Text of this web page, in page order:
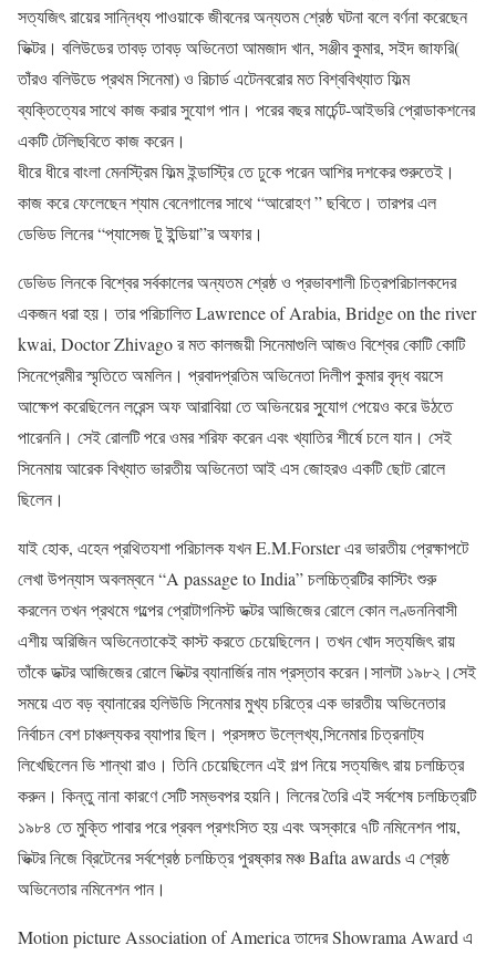
সত্যজিৎ রায়ের সান্নিধ্য পাওয়াকে জীবনের অন্যতম শ্রেষ্ঠ ঘটনা বলে বর্ণনা করেছেন
ভিক্টর। বলিউডের তাবড় তাবড় অভিনেতা আমজাদ খান, সঞ্জীব কুমার, সইদ জাফরি(
তাঁরও বলিউডে প্রথম সিনেমা) ও রিচার্ড এটেনবরোর মত বিশ্ববিখ্যাত ফিল্ম
ব্যক্তিত্যের সাথে কাজ করার সুযোগ পান। পরের বছর মার্চেন্ট-আইভরি প্রোডাকশনের
একটি টেলিছবিতে কাজ করেন।
ধীরে ধীরে বাংলা মেনস্ট্রিম ফিল্ম ইন্ডাস্ট্রি তে ঢুকে পরেন আশির দশকের শুরুতেই।
কাজ করে ফেলেছেন শ্যাম বেনেগালের সাথে “আরোহণ ” ছবিতে। তারপর এল
ডেভিড লিনের “প্যাসেজ টু ইন্ডিয়া”র অফার।
ডেভিড লিনকে বিশ্বের সর্বকালের অন্যতম শ্রেষ্ঠ ও প্রভাবশালী চিত্রপরিচালকদের
একজন ধরা হয়। তার পরিচালিত Lawrence of Arabia, Bridge on the river
kwai, Doctor Zhivago র মত কালজয়ী সিনেমাগুলি আজও বিশ্বের কোটি কোটি
সিনেপ্রেমীর স্মৃতিতে অমলিন। প্রবাদপ্রতিম অভিনেতা দিলীপ কুমার বৃদ্ধ বয়সে
আক্ষেপ করেছিলেন লরেন্স অফ আরাবিয়া তে অভিনয়ের সু্যোগ পেয়েও করে উঠতে
পারেননি। সেই রোলটি পরে ওমর শরিফ করেন এবং খ্যাতির শীর্ষে চলে যান। সেই
সিনেমায় আরেক বিখ্যাত ভারতীয় অভিনেতা আই এস জোহরও একটি ছোট রোলে
ছিলেন।
যাই হোক, এহেন প্রথিতযশা পরিচালক যখন E.M.Forster এর ভারতীয় প্রেক্ষাপটে
লেখা উপন্যাস অবলম্বনে “A passage to India” চলচ্চিত্রটির কাস্টিং শুরু
করলেন তখন প্রথমে গল্পের প্রোটাগনিস্ট ডক্টর আজিজের রোলে কোন লণ্ডননিবাসী
এশীয় অরিজিন অভিনেতাকেই কাস্ট করতে চেয়েছিলেন। তখন খোদ সত্যজিৎ রায়
তাঁকে ডক্টর আজিজের রোলে ভিক্টর ব্যানার্জির নাম প্রস্তাব করেন।সালটা ১৯৮২।সেই
সময়ে এত বড় ব্যানারের হলিউডি সিনেমার মুখ্য চরিত্রে এক ভারতীয় অভিনেতার
নির্বাচন বেশ চাঞ্চল্যকর ব্যাপার ছিল। প্রসঙ্গত উল্লেখ্য,সিনেমার চিত্রনাট্য
লিখেছিলেন ভি শান্থা রাও। তিনি চেয়েছিলেন এই গল্প নিয়ে সত্যজিৎ রায় চলচ্চিত্র
করুন। কিন্তু নানা কারণে সেটি সম্ভবপর হয়নি। লিনের তৈরি এই সর্বশেষ চলচ্চিত্রটি
১৯৮৪ তে মুক্তি পাবার পরে প্রবল প্রশংসিত হয় এবং অস্কারে ৭টি নমিনেশন পায়,
ভিক্টর নিজে ব্রিটেনের সর্বশ্রেষ্ঠ চলচ্চিত্র পুরষ্কার মঞ্চ Bafta awards এ শ্রেষ্ঠ
অভিনেতার নমিনেশন পান।
Motion picture Association of America তাদের Showrama Award এ